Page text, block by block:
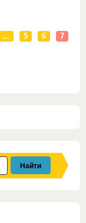
… 5 6 7